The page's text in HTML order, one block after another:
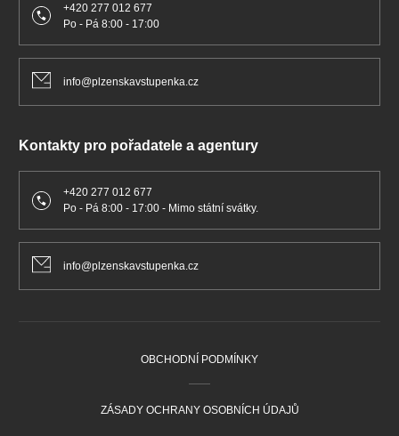
+420 277 012 677
Po - Pá 8:00 - 17:00
info@plzenskavstupenka.cz
Kontakty pro pořadatele a agentury
+420 277 012 677
Po - Pá 8:00 - 17:00 - Mimo státní svátky.
info@plzenskavstupenka.cz
OBCHODNÍ PODMÍNKY
ZÁSADY OCHRANY OSOBNÍCH ÚDAJŮ